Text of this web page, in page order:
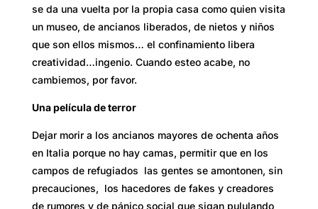
se da una vuelta por la propia casa como quien visita
un museo, de ancianos liberados, de nietos y niños
que son ellos mismos… el confinamiento libera
creatividad…ingenio. Cuando esteo acabe, no
cambiemos, por favor.
Una película de terror
Dejar morir a los ancianos mayores de ochenta años
en Italia porque no hay camas, permitir que en los
campos de refugiados las gentes se amontonen, sin
precauciones, los hacedores de fakes y creadores
de rumores y de pánico social que sigan pululando